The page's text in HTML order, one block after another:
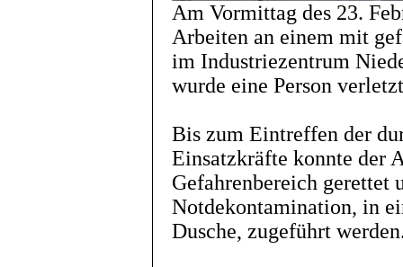
Am Vormittag des 23.
Arbeiten an einem mit
im Industriezentrum
wurde eine Person
Bis zum Eintreffen der
Einsatzkräfte konnte der
Gefahrenbereich gerettet
Notdekontamination, in
Dusche, zugeführt